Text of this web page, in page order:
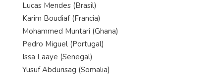
Lucas Mendes (Brasil)
Karim Boudiaf (Francia)
Mohammed Muntari (Ghana)
Pedro Miguel (Portugal)
Issa Laaye (Senegal)
Yusuf Abdurisag (Somalia)